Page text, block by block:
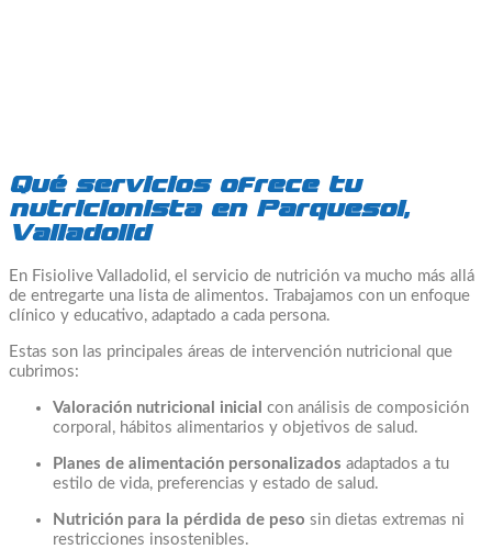
Qué servicios ofrece tu
nutricionista en Parquesol,
Valladolid
En Fisiolive Valladolid, el servicio de nutrición va mucho más allá
de entregarte una lista de alimentos. Trabajamos con un enfoque
clínico y educativo, adaptado a cada persona.
Estas son las principales áreas de intervención nutricional que
cubrimos:
Valoración nutricional inicial con análisis de composición
corporal, hábitos alimentarios y objetivos de salud.
Planes de alimentación personalizados adaptados a tu
estilo de vida, preferencias y estado de salud.
Nutrición para la pérdida de peso sin dietas extremas ni
restricciones insostenibles.